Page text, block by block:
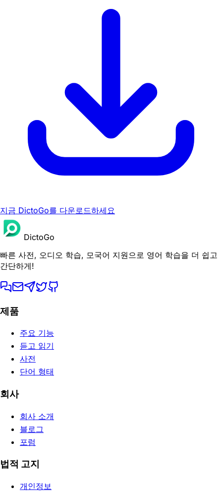
지금 DictoGo를 다운로드하세요
DictoGo
빠른 사전, 오디오 학습, 모국어 지원으로 영어 학습을 더 쉽고
간단하게!
제품
주요 기능
듣고 읽기
사전
단어 형태
회사
회사 소개
블로그
포럼
법적 고지
개인정보